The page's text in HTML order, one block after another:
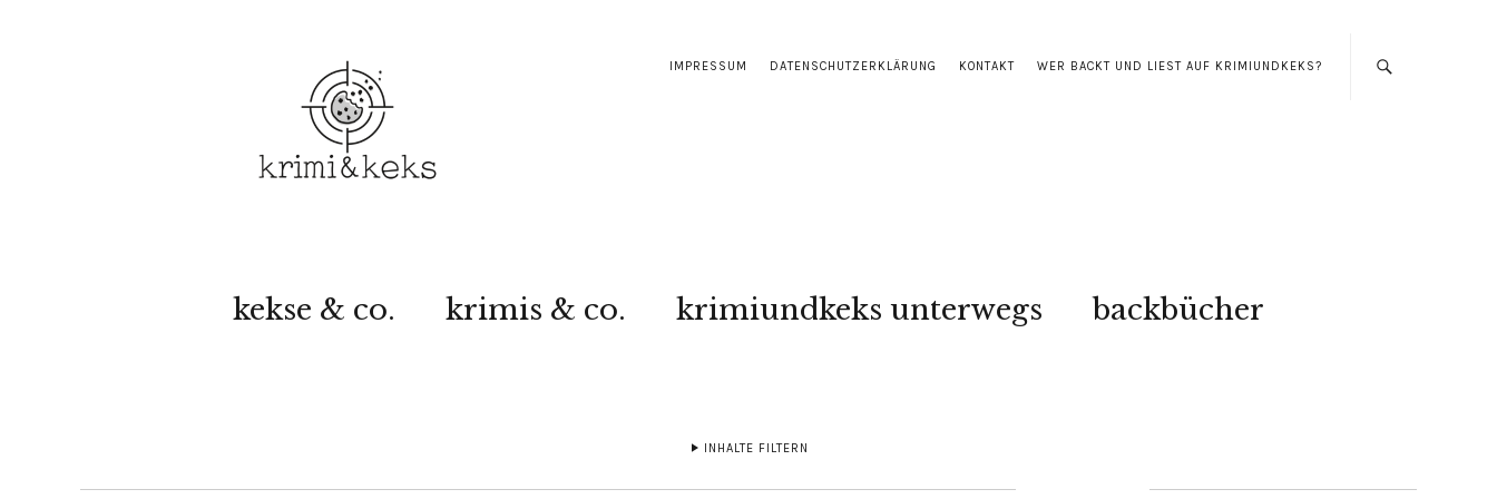
IMPRESSUM DATENSCHUTZERKLÄRUNG KONTAKT WER BACKT UND LIEST AUF KRIMIUNDKEKS?
kekse & co. krimis & co. krimiundkeks unterwegs backbücher
INHALTE FILTERN